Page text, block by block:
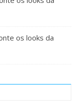
os looks da